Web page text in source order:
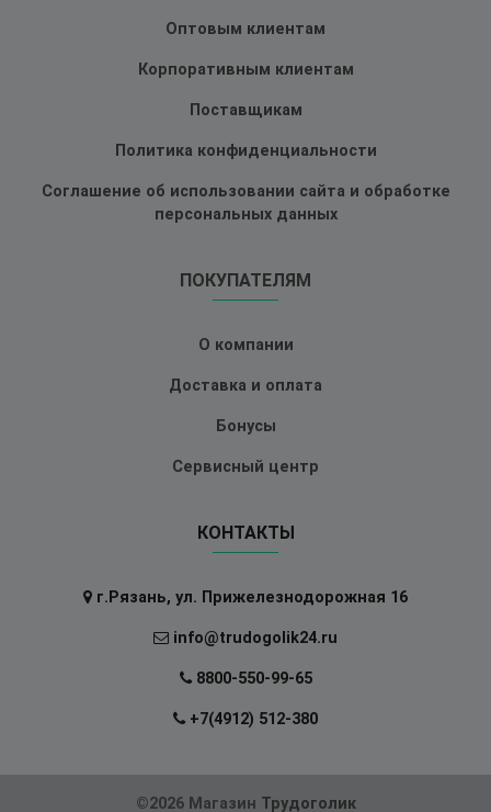
Оптовым клиентам
Корпоративным клиентам
Поставщикам
Политика конфиденциальности
Соглашение об использовании сайта и обработке
персональных данных
ПОКУПАТЕЛЯМ
О компании
Доставка и оплата
Бонусы
Сервисный центр
КОНТАКТЫ
г.Рязань, ул. Прижелезнодорожная 16
info@trudogolik24.ru
8800-550-99-65
+7(4912) 512-380
©2026 Магазин Трудоголик